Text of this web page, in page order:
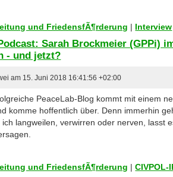
und FriedensfÃ¶rderung | Interview
Sarah Brockmeier (GPPi)
- und jetzt?
am 15. Juni 2018 16:41:56 +02:00
PeaceLab-Blog kommt mit einem
komme hoffentlich über. Denn immerhin
langweilen, verwirren oder nerven, lasst
und FriedensfÃ¶rderung |CIVPOL-